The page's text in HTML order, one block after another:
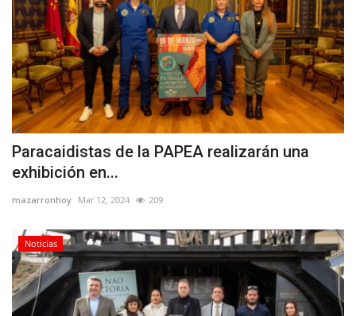
Paracaidistas de la PAPEA realizarán una
exhibición en...
mazarronhoy Mar 12, 2024 209
Noticias